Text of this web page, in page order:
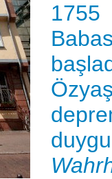
1755